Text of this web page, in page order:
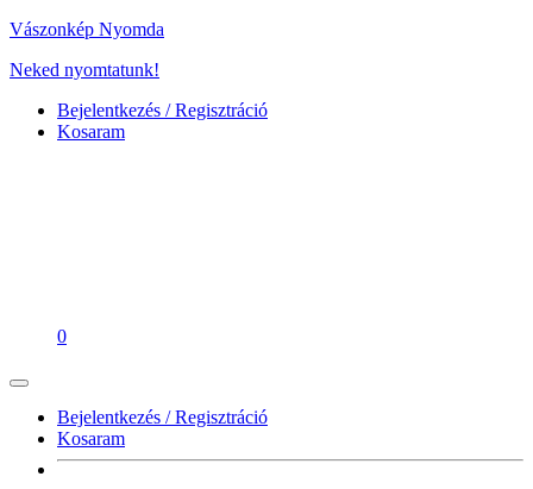
Vászonkép Nyomda
Neked nyomtatunk!
Bejelentkezés / Regisztráció
Kosaram
0
Bejelentkezés / Regisztráció
Kosaram